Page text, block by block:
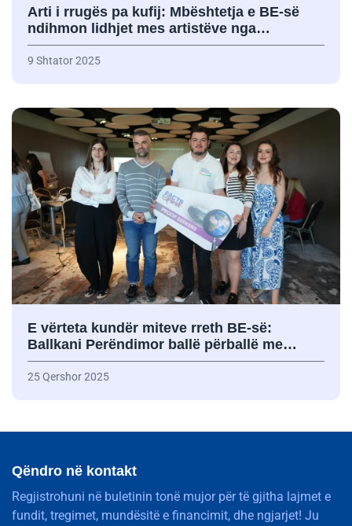
Arti i rrugës pa kufij: Mbështetja e BE-së
ndihmon lidhjet mes artistëve nga…
9 Shtator 2025
E vërteta kundër miteve rreth BE-së:
Ballkani Perëndimor ballë përballë me…
25 Qershor 2025
Qëndro në kontakt
Regjistrohuni në buletinin tonë mujor për të gjitha lajmet e
fundit, tregimet, mundësitë e financimit, dhe ngjarjet! Ju